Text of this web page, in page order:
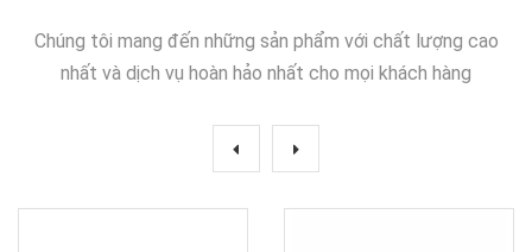
Chúng tôi mang đến những sản phẩm với chất lượng cao
nhất và dịch vụ hoàn hảo nhất cho mọi khách hàng